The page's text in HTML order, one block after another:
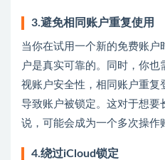
3.避免相同账户重复使用
当你在试用一个新的免费账户
户是真实可靠的。同时，你
视账户安全性，相同账户重复
导致账户被锁定。这对于想要
说，可能会成为一个多次操作
4.绕过iCloud锁定